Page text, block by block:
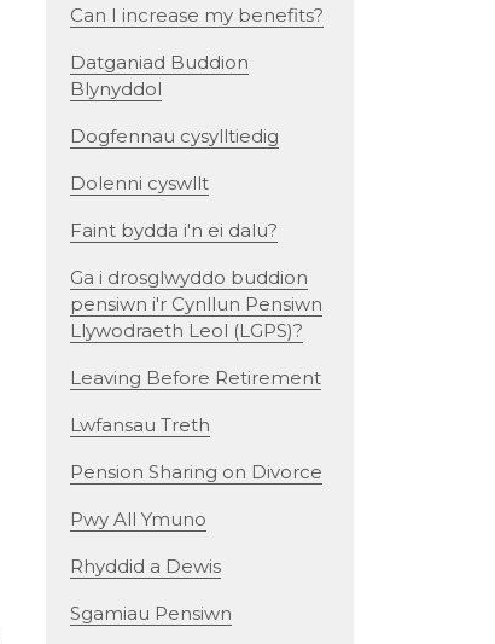
Can I increase my benefits?
Datganiad Buddion
Blynyddol
Dogfennau cysylltiedig
Dolenni cyswllt
Faint bydda i'n ei dalu?
Ga i drosglwyddo buddion
pensiwn i'r Cynllun Pensiwn
Llywodraeth Leol (LGPS)?
Leaving Before Retirement
Lwfansau Treth
Pension Sharing on Divorce
Pwy All Ymuno
Rhyddid a Dewis
Sgamiau Pensiwn